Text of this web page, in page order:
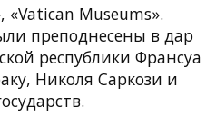
«Vatican Museums».
преподнесены в дар
республики Франсуа
Николя Саркози и